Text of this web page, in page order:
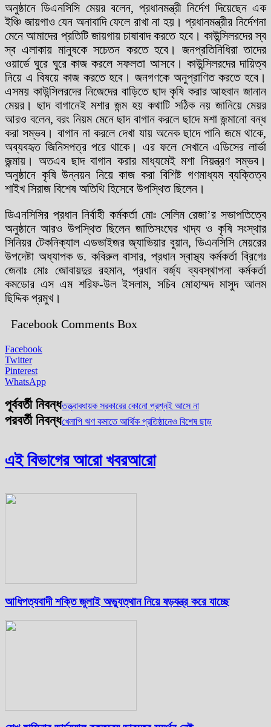
অনুষ্ঠানে ডিএনসিসি মেয়র বলেন, প্রধানমন্ত্রী নির্দেশ দিয়েছেন এক
ইঞ্চি জায়গাও যেন অনাবাদি ফেলে রাখা না হয়। প্রধানমন্ত্রীর নির্দেশনা
মেনে আমাদের প্রতিটি জায়গায় চাষাবাদ করতে হবে। কাউন্সিলরদের স্ব
স্ব এলাকায় মানুষকে সচেতন করতে হবে। জনপ্রতিনিধিরা তাদের
ওয়ার্ডে ঘুরে ঘুরে কাজ করলে সফলতা আসবে। কাউন্সিলরদের দায়িত্ব
নিয়ে এ বিষয়ে কাজ করতে হবে। জনগণকে অনুপ্রাণিত করতে হবে।
এসময় কাউন্সিলরদের নিজেদের বাড়িতে ছাদ কৃষি করার আহবান জানান
মেয়র। ছাদ বাগানেই মশার জন্ম হয় কথাটি সঠিক নয় জানিয়ে মেয়র
আরও বলেন, বরং নিয়ম মেনে ছাদ বাগান করলে ছাদে মশা জন্মানো বন্ধ
করা সম্ভব। বাগান না করলে দেখা যায় অনেক ছাদে পানি জমে থাকে,
অব্যবহৃত জিনিসপত্র পরে থাকে। এর ফলে সেখানে এডিসের লার্ভা
জন্মায়। অতএব ছাদ বাগান করার মাধ্যমেই মশা নিয়ন্ত্রণ সম্ভব।
অনুষ্ঠানে কৃষি উন্নয়ন নিয়ে কাজ করা বিশিষ্ট গণমাধ্যম ব্যক্তিত্ব
শাইখ সিরাজ বিশেষ অতিথি হিসেবে উপস্থিত ছিলেন।
ডিএনসিসির প্রধান নির্বাহী কর্মকর্তা মোঃ সেলিম রেজা’র সভাপতিত্বে
অনুষ্ঠানে আরও উপস্থিত ছিলেন জাতিসংঘের খাদ্য ও কৃষি সংস্থার
সিনিয়র টেকনিক্যাল এডভাইজর জ্যাভিয়ার বুয়ান, ডিএনসিসি মেয়রের
উপদেষ্টা অধ্যাপক ড. কবিরুল বাসার, প্রধান স্বাস্থ্য কর্মকর্তা ব্রিগেঃ
জেনাঃ মোঃ জোবায়দুর রহমান, প্রধান বর্জ্য ব্যবস্থাপনা কর্মকর্তা
কমডোর এস এম শরিফ-উল ইসলাম, সচিব মোহাম্মদ মাসুদ আলম
ছিদ্দিক প্রমুখ।
Facebook Comments Box
Facebook
Twitter
Pinterest
WhatsApp
পূর্ববর্তী নিবন্ধতত্ত্বাবধায়ক সরকারের কোনো প্রশ্নই আসে না
পরবর্তী নিবন্ধখেলাপি ঋণ কমাতে আর্থিক প্রতিষ্ঠানেও বিশেষ ছাড়
এই বিভাগের আরো খবরআরো
আধিপত্যবাদী শক্তি জুলাই অভ্যুত্থান নিয়ে ষড়যন্ত্র করে যাচ্ছে